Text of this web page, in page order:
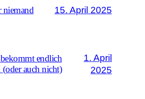
niemand 15. April 2025
endlich
(oder auch nicht)
1. April
2025